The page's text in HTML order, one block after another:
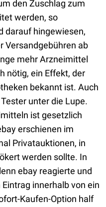
den Zuschlag zum
werden, so
darauf hingewiesen,
Versandgebühren ab
mehr Arzneimittel
nötig, ein Effekt, der
bekannt ist. Auch
unter die Lupe.
ist gesetzlich
erschienen im
Privatauktionen, in
werden sollte. In
ebay reagierte und
innerhalb von ein
Kaufen-Option half